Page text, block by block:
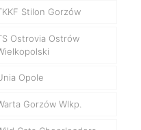
Stilon Gorzów
Ostrovia Ostrów
Opole
Gorzów Wlkp.